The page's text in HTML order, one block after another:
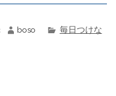
boso
毎日つけな